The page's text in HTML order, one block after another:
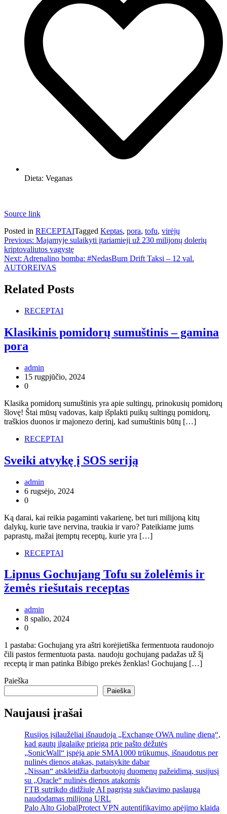
Dieta: Veganas
Source link
Posted in RECEPTAITagged Keptas, pora, tofu, virėjų
Navigacija
tarp
įrašų
Previous: Majamyje sulaikyti įtariamieji už 230 milijonų dolerių
kriptovaliutos vagystę
Next: Adrenalino bomba: #NedasBurn Drift Taksi – 12 val.
AUTOREIVAS
Related Posts
RECEPTAI
Klasikinis pomidorų sumuštinis – gamina
pora
admin
15 rugpjūčio, 2024
0
Klasika pomidorų sumuštinis yra apie sultingų, prinokusių pomidorų
šlovę! Štai mūsų vadovas, kaip išplakti puikų sultingų pomidorų,
traškios duonos ir majonezo derinį, kad sumuštinis būtų […]
RECEPTAI
Sveiki atvykę į SOS seriją
admin
6 rugsėjo, 2024
0
Ką darai, kai reikia pagaminti vakarienę, bet turi milijoną kitų
dalykų, kurie tave nervina, traukia ir varo? Pateikiame jums
paprastų, mažai įtemptų receptų, kurie yra […]
RECEPTAI
Lipnus Gochujang Tofu su žolelėmis ir
žemės riešutais receptas
admin
8 spalio, 2024
0
1 pastaba: Gochujang yra aštri korėjietiška fermentuota raudonojo
čili pastos fermentuota pasta. naudoju gochujang padažas už šį
receptą ir man patinka Bibigo prekės ženklas! Gochujang […]
Paieška
Paieška
Naujausi įrašai
Rusijos įsilaužėliai išnaudoja „Exchange OWA nulinę dieną“,
kad gautų ilgalaikę prieigą prie pašto dėžutės
„SonicWall“ įspėja apie SMA1000 trūkumus, išnaudotus per
nulinės dienos atakas, pataisykite dabar
„Nissan“ atskleidžia darbuotojų duomenų pažeidimą, susijusį
su „Oracle“ nulinės dienos atakomis
FTB sutrikdo didžiulę AI pagrįstą sukčiavimo paslaugą
naudodamas milijoną URL
Palo Alto GlobalProtect VPN autentifikavimo apėjimo klaida